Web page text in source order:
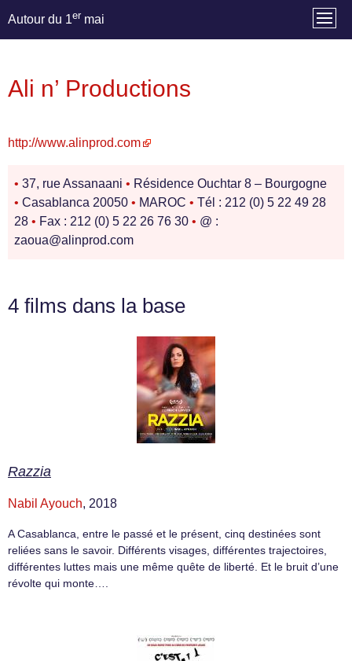
Autour du 1er mai
Ali n’ Productions
http://www.alinprod.com
• 37, rue Assanaani • Résidence Ouchtar 8 – Bourgogne
• Casablanca 20050 • MAROC • Tél : 212 (0) 5 22 49 28
28 • Fax : 212 (0) 5 22 26 76 30 • @ :
zaoua@alinprod.com
4 films dans la base
Razzia
Nabil Ayouch, 2018
A Casablanca, entre le passé et le présent, cinq destinées sont
reliées sans le savoir. Différents visages, différentes trajectoires,
différentes luttes mais une même quête de liberté. Et le bruit d’une
révolte qui monte….